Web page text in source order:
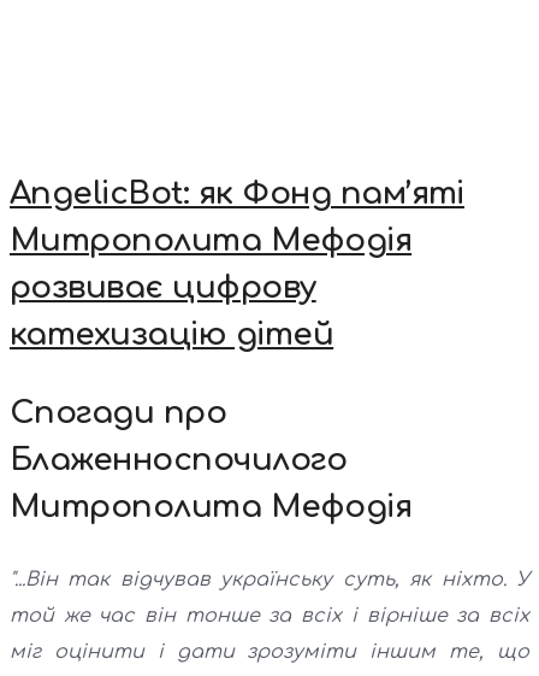
AngelicBot: як Фонд пам’яті
Митрополита Мефодія
розвиває цифрову
катехизацію дітей
Спогади про
Блаженноспочилого
Митрополита Мефодія
"...Він так відчував українську суть, як ніхто. У
той же час він тонше за всіх і вірніше за всіх
міг оцінити і дати зрозуміти іншим те, що